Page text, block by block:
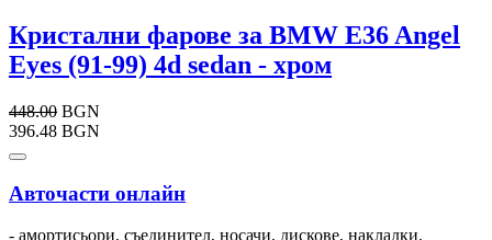
Кристални фарове за BMW E36 Angel
Eyes (91-99) 4d sedan - хром
448.00 BGN
396.48 BGN
Авточасти онлайн
- амортисьори, съединител, носачи, дискове, накладки,